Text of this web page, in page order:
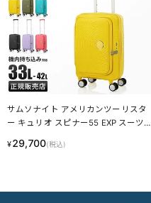
サムソナイト アメリカンツーリスタ
ー キュリオ スピナー55 EXP スーツケ
L 拡張機能 フロントオープン ブック
¥29,700(税込)